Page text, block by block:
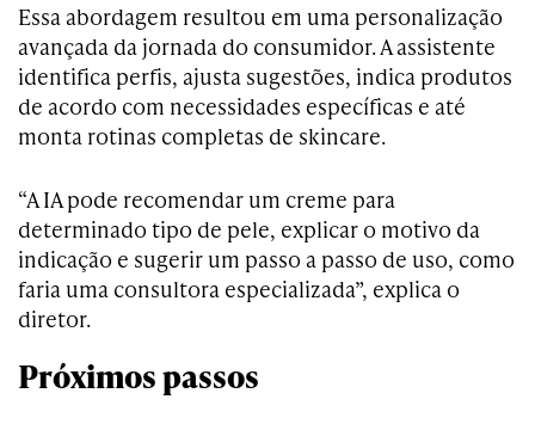
Essa abordagem resultou em uma personalização
avançada da jornada do consumidor. A assistente
identifica perfis, ajusta sugestões, indica produtos
de acordo com necessidades específicas e até
monta rotinas completas de skincare.
“A IA pode recomendar um creme para
determinado tipo de pele, explicar o motivo da
indicação e sugerir um passo a passo de uso, como
faria uma consultora especializada”, explica o
diretor.
Próximos passos